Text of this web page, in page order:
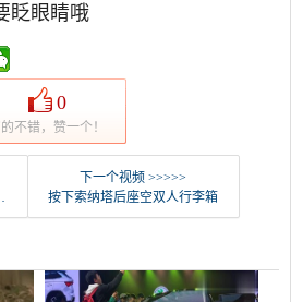
眨眼睛哦
0
不错，赞一个！
下一个视频 >>>>>
按下索纳塔后座空双人行李箱